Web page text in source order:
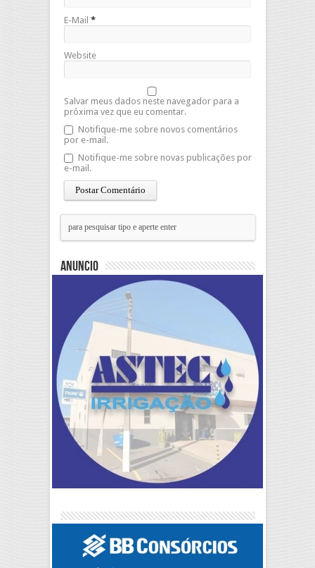
E-Mail *
Website
Salvar meus dados neste navegador para a
próxima vez que eu comentar.
Notifique-me sobre novos comentários
por e-mail.
Notifique-me sobre novas publicações por
e-mail.
Anuncio